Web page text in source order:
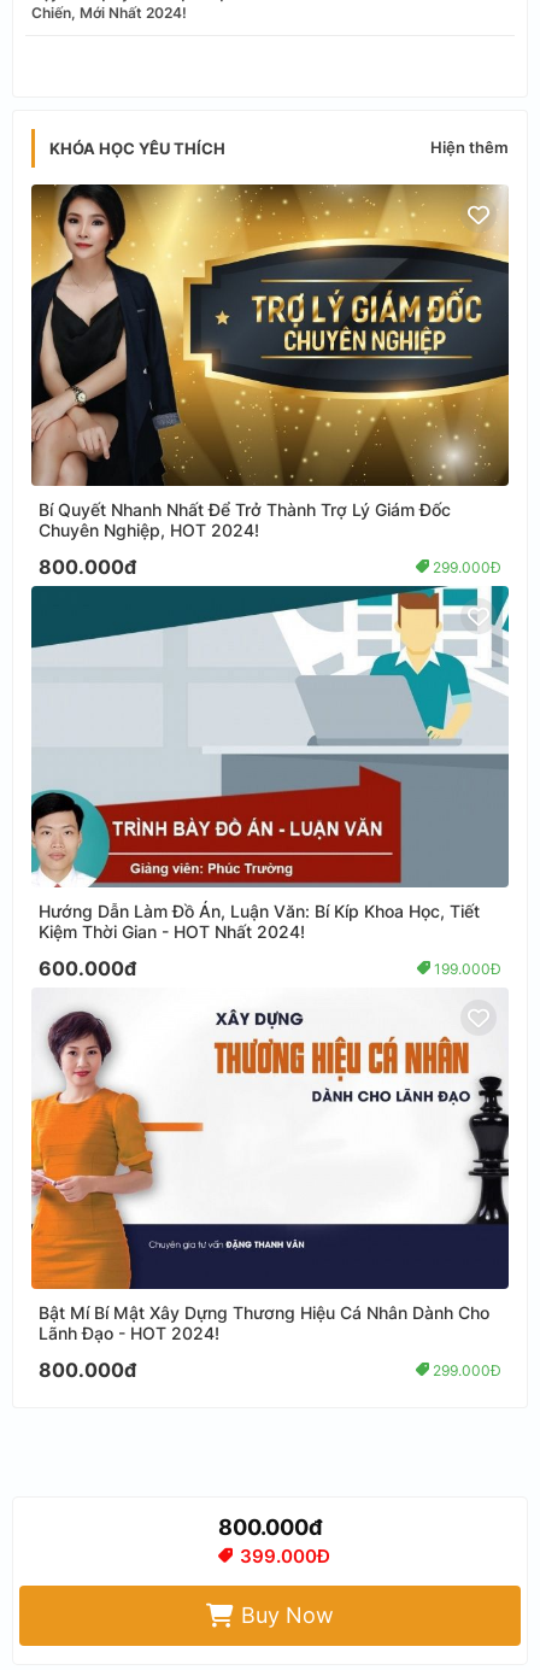
Chiến, Mới Nhất 2024!
KHÓA HỌC YÊU THÍCH Hiện thêm
Bí Quyết Nhanh Nhất Để Trở Thành Trợ Lý Giám Đốc
Chuyên Nghiệp, HOT 2024!
800.000đ 299.000Đ
Hướng Dẫn Làm Đồ Án, Luận Văn: Bí Kíp Khoa Học, Tiết
Kiệm Thời Gian - HOT Nhất 2024!
600.000đ 199.000Đ
Bật Mí Bí Mật Xây Dựng Thương Hiệu Cá Nhân Dành Cho
Lãnh Đạo - HOT 2024!
800.000đ 299.000Đ
800.000đ
399.000Đ
Buy Now